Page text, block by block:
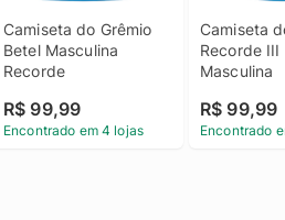
Camiseta do Grêmio
Betel Masculina
Recorde
R$ 99,99
Encontrado em 4 lojas
Camiseta
Recorde III
Masculina
R$ 99,99
Encontrado